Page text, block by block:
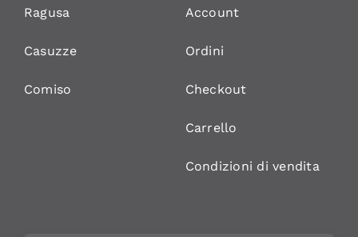
Ragusa
Casuzze
Comiso
Account
Ordini
Checkout
Carrello
Condizioni di vendita